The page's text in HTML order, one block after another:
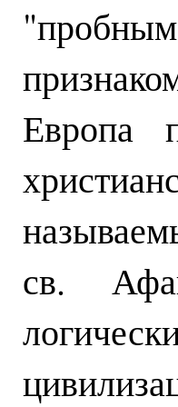
Европа
св.